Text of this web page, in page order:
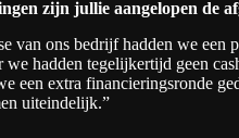
zijn jullie aangelopen de
van ons bedrijf hadden we een
we hadden tegelijkertijd geen
een extra financieringsronde
uiteindelijk.”